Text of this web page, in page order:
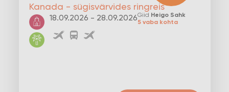
Kanada - sügisvärvides ringreis
18.09.2026 - 28.09.2026Giid Heigo Sahk
5 vaba kohta